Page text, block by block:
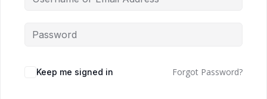
Keep me signed in Forgot Password?